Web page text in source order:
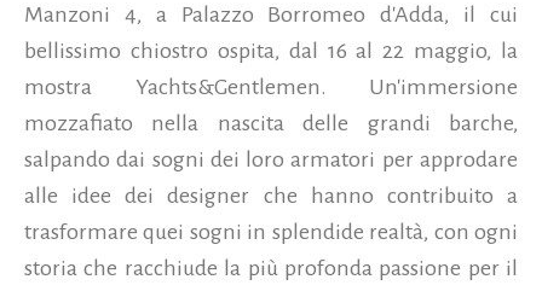
Manzoni 4, a Palazzo Borromeo d'Adda, il cui
bellissimo chiostro ospita, dal 16 al 22 maggio, la
mostra Yachts&Gentlemen. Un'immersione
mozzafiato nella nascita delle grandi barche,
salpando dai sogni dei loro armatori per approdare
alle idee dei designer che hanno contribuito a
trasformare quei sogni in splendide realtà, con ogni
storia che racchiude la più profonda passione per il